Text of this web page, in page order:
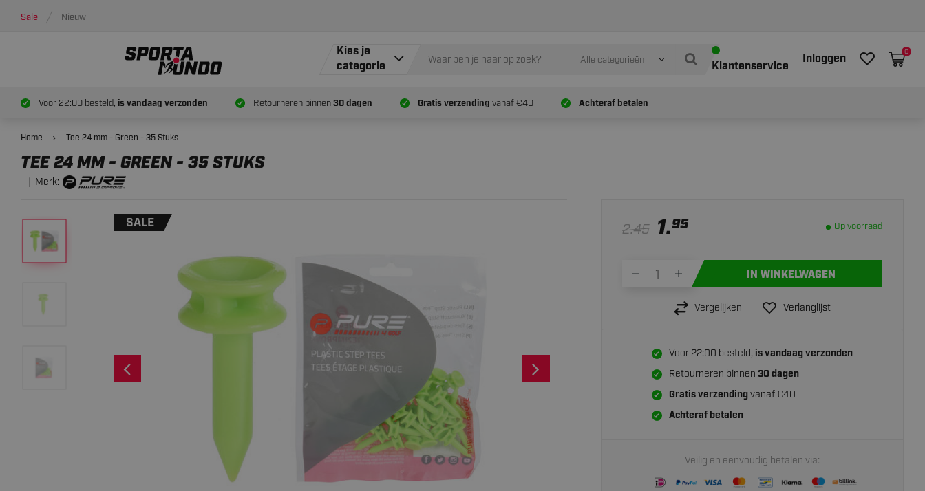
Sale Nieuw
Kies je
categorie
Alle categorieën Klantenservice
Inloggen
0
Voor 22:00 besteld, is vandaag verzonden Retourneren binnen30 dagen Gratis verzending vanaf €40 Achteraf betalen
TEE 24 MM - GREEN - 35 STUKS
TEE 24 MM - GREEN - 35 STUKS
Merk:
Home Tee 24 mm - Green - 35 Stuks
SALE 2.45 1.95 Op voorraad
IN WINKELWAGEN
Vergelijken Verlanglijst
Voor 22:00 besteld, is vandaag verzonden
Retourneren binnen 30 dagen
Gratis verzendingvanaf €40
Achteraf betalen
Veilig en eenvoudig betalen via: